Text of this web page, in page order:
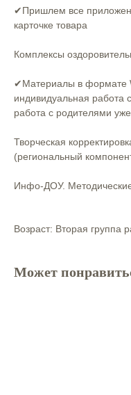
✔Пришлем все
карточке товара
Комплексы
✔Материалы в формате
индивидуальная работа
работа с родителями
Творческая
(региональный
Инфо-ДОУ.
Возраст: Вторая группа
Может